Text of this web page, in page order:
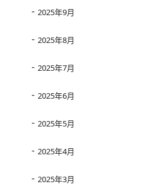
2025年9月
2025年8月
2025年7月
2025年6月
2025年5月
2025年4月
2025年3月